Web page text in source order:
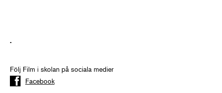
.
Följ Film i skolan på sociala medier
Facebook